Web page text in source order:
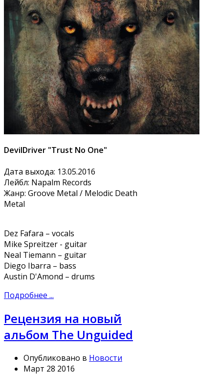
DevilDriver "Trust No One"
Дата выхода: 13.05.2016
Лейбл: Napalm Records
Жанр: Groove Metal / Melodic Death
Metal
Dez Fafara – vocals
Mike Spreitzer - guitar
Neal Tiemann – guitar
Diego Ibarra – bass
Austin D'Amond – drums
Подробнее ...
Рецензия на новый
альбом The Unguided
Опубликовано в Новости
Март 28 2016